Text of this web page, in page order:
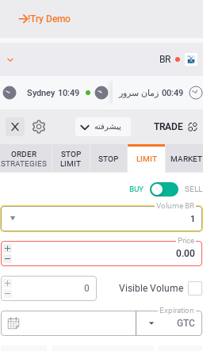
Try Demo!
BR
00:49 زمان سرور 10:49
Sydney
TRADE پیشرفته
MARKET
LIMIT
STOP
STOP
LIMIT
ORDER
STRATEGIES
SELL
BUY
Volume BR
Price
Visible Volume
Expiration
GTC